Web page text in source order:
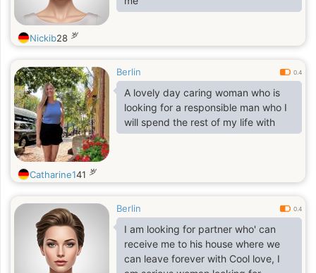
Nickib28 岁
Berlin 0.4
A lovely day caring woman who is
looking for a responsible man who I
will spend the rest of my life with
Catharine141 岁
Berlin 0.4
I am looking for partner who' can
receive me to his house where we
can leave forever with Cool love, I